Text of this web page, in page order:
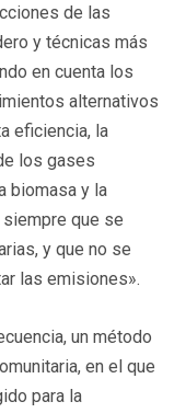
de las
y técnicas más
en cuenta los
alternativos
eficiencia, la
los gases
biomasa y la
siempre que se
y que no se
las emisiones».
un método
en el que
para la